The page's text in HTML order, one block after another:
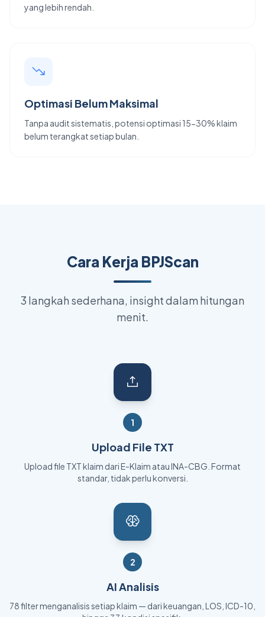
yang lebih rendah.
Optimasi Belum Maksimal
Tanpa audit sistematis, potensi optimasi 15-30% klaim
belum terangkat setiap bulan.
Cara Kerja BPJScan
3 langkah sederhana, insight dalam hitungan
menit.
1
Upload File TXT
Upload file TXT klaim dari E-Klaim atau INA-CBG. Format
standar, tidak perlu konversi.
2
AI Analisis
78 filter menganalisis setiap klaim — dari keuangan, LOS, ICD-10,